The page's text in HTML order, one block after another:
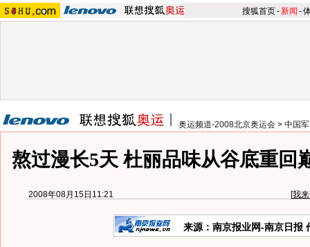
搜狐首页-新闻 -
奥运频道-2008北京奥运会 > 中国
熬过漫长5天 杜丽品味从谷底重回
2008年08月15日11:21 [我
来源：南京报业网-南京日报